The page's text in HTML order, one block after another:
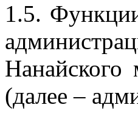
1.5.
Нанайского
(далее –